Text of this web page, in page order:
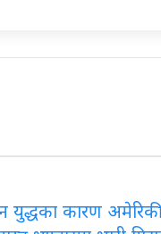
युद्धका कारण